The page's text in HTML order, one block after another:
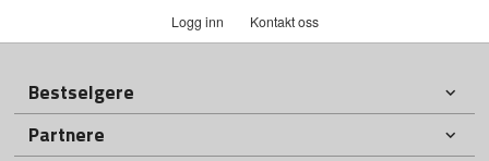
Logg inn Kontakt oss
Bestselgere
Partnere